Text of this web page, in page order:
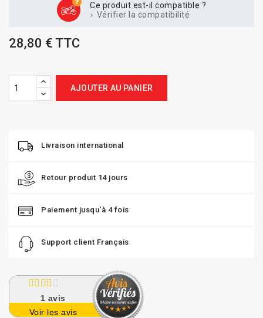
Ce produit est-il compatible ?
Vérifier la compatibilité
28,80 € TTC
AJOUTER AU PANIER
Livraison international
Retour produit 14 jours
Paiement jusqu'à 4 fois
Support client Français
1 avis
Voir les avis